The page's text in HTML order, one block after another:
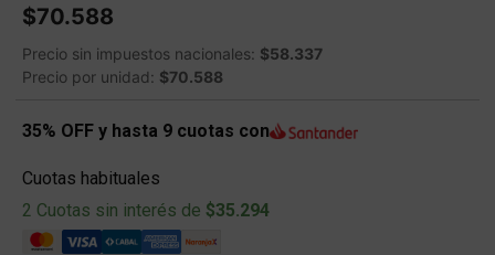
$70.588
Precio sin impuestos nacionales: $58.337
Precio por unidad: $70.588
35% OFF y hasta 9 cuotas con
Cuotas habituales
2 Cuotas sin interés de $35.294